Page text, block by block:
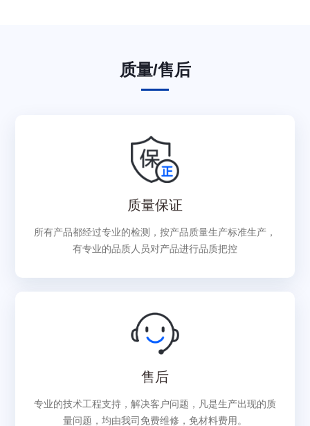
质量/售后
质量保证
所有产品都经过专业的检测，按产品质量生产标准生产，
有专业的品质人员对产品进行品质把控
售后
专业的技术工程支持，解决客户问题，凡是生产出现的质
量问题，均由我司免费维修，免材料费用。